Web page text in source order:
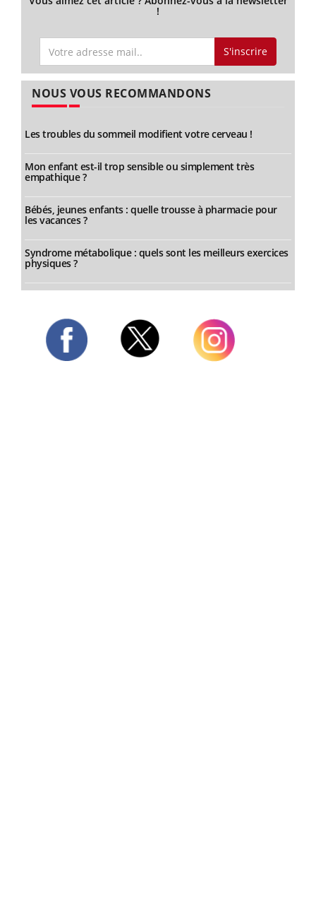
!
S'inscrire
NOUS VOUS RECOMMANDONS
Les troubles du sommeil modifient votre cerveau !
Mon enfant est-il trop sensible ou simplement très
empathique ?
Bébés, jeunes enfants : quelle trousse à pharmacie pour
les vacances ?
Syndrome métabolique : quels sont les meilleurs exercices
physiques ?